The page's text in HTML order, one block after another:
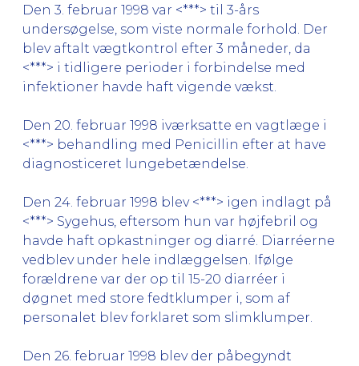
Den 3. februar 1998 var <***> til 3-års
undersøgelse, som viste normale forhold. Der
blev aftalt vægtkontrol efter 3 måneder, da
<***> i tidligere perioder i forbindelse med
infektioner havde haft vigende vækst.
Den 20. februar 1998 iværksatte en vagtlæge i
<***> behandling med Penicillin efter at have
diagnosticeret lungebetændelse.
Den 24. februar 1998 blev <***> igen indlagt på
<***> Sygehus, eftersom hun var højfebril og
havde haft opkastninger og diarré. Diarréerne
vedblev under hele indlæggelsen. Ifølge
forældrene var der op til 15-20 diarréer i
døgnet med store fedtklumper i, som af
personalet blev forklaret som slimklumper.
Den 26. februar 1998 blev der påbegyndt